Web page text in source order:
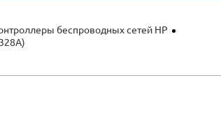
беспроводных сетей HP